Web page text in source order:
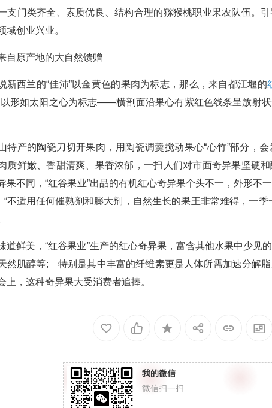
支门类齐全、素质优良、结构合理的猕猴桃职业果农队伍。
域创业兴业。
自原产地的大自然馈赠
新西兰的“佳沛”以金黄色的果肉为标志，那么，来自都江堰的
形如太阳之心为标志——横剖面沿果心有紫红色线条呈放射
特产的陶瓷刀切开果肉，用陶瓷调羹搅动果心“心竹”部分，
质鲜嫩、香甜清爽、果香浓郁，一扫人们对市面奇异果坚硬
果不同，“红谷果业”出品的有机红心奇异果个头不一，外形不
“不适用任何催熟剂和膨大剂，自然生长的果王非常难得，一
道鲜美，“红谷果业”生产的红心奇异果，富含其他水果中少见
然肌醇等; 特别是其中丰富的纤维素更是人体所需加速分解
上，这种奇异果大受消费者追捧。
我的微信
微信扫一扫